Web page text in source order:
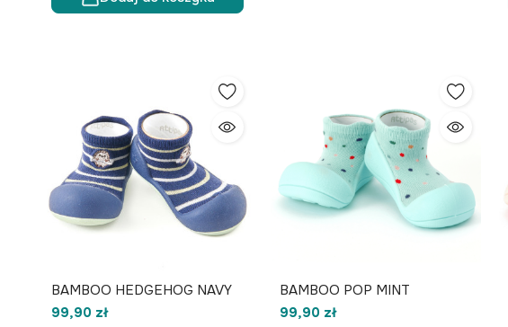
BAMBOO HEDGEHOG NAVY
99,90 zł
BAMBOO POP MINT
99,90 zł